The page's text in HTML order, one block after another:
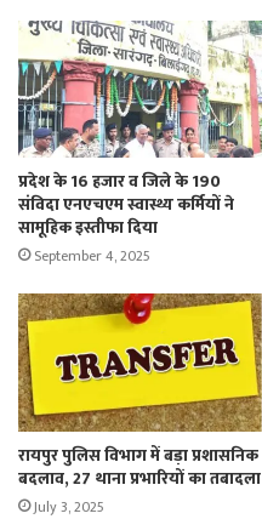
प्रदेश के 16 हजार व जिले के 190
संविदा एनएचएम स्वास्थ्य कर्मियों ने
सामूहिक इस्तीफा दिया
September 4, 2025
रायपुर पुलिस विभाग में बड़ा प्रशासनिक
बदलाव, 27 थाना प्रभारियों का तबादला
July 3, 2025